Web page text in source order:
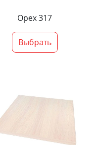
Орех 317
Выбрать